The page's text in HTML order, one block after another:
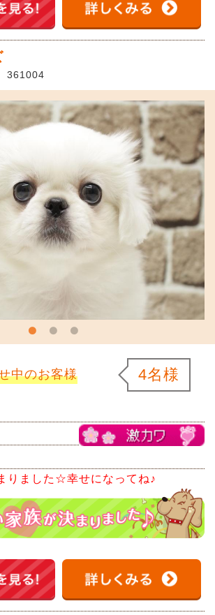
361004
中のお客様 4名様
りました☆幸せになってね♪